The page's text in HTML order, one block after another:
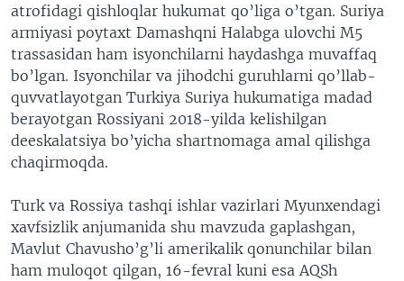
atrofidagi qishloqlar hukumat qo’liga o’tgan. Suriya
armiyasi poytaxt Damashqni Halabga ulovchi M5
trassasidan ham isyonchilarni haydashga muvaffaq
bo’lgan. Isyonchilar va jihodchi guruhlarni qo’llab-
quvvatlayotgan Turkiya Suriya hukumatiga madad
berayotgan Rossiyani 2018-yilda kelishilgan
deeskalatsiya bo’yicha shartnomaga amal qilishga
chaqirmoqda.
Turk va Rossiya tashqi ishlar vazirlari Myunxendagi
xavfsizlik anjumanida shu mavzuda gaplashgan,
Mavlut Chavusho’g’li amerikalik qonunchilar bilan
ham muloqot qilgan, 16-fevral kuni esa AQSh